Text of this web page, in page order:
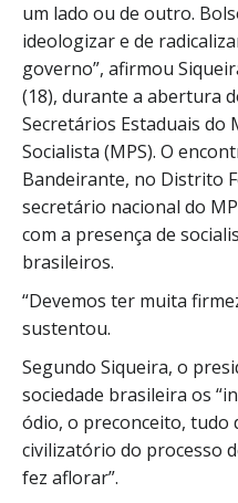
um lado ou de outro.
ideologizar e de
governo”, afirmou
(18), durante a abertura
Secretários Estaduais do
Socialista (MPS). O
Bandeirante, no Distrito
secretário nacional do
com a presença de
brasileiros.
“Devemos ter muita
sustentou.
Segundo Siqueira, o
sociedade brasileira os
ódio, o preconceito, tudo
civilizatório do processo
fez aflorar”.